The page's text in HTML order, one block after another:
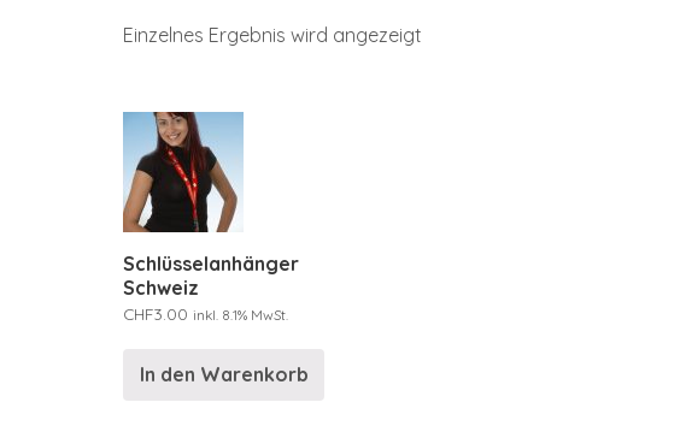
Einzelnes Ergebnis wird angezeigt
Schlüsselanhänger
Schweiz
CHF3.00 inkl. 8.1% MwSt.
In den Warenkorb